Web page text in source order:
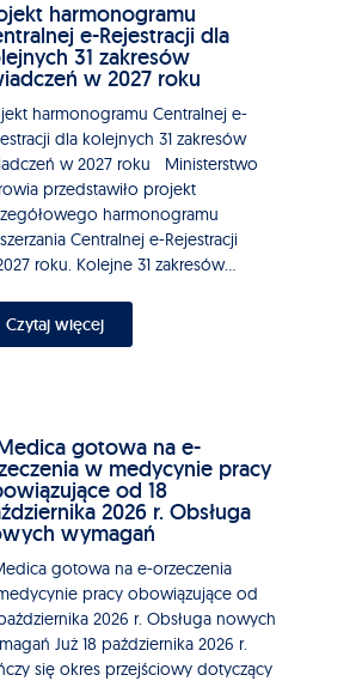
harmonogramu
e-Rejestracji dla
31 zakresów
w 2027 roku
harmonogramu Centralnej e-
dla kolejnych 31 zakresów
w 2027 roku Ministerstwo
przedstawiło projekt
harmonogramu
Centralnej e-Rejestracji
roku. Kolejne 31 zakresów...
Czytaj więcej
gotowa na e-
w medycynie pracy
od 18
2026 r. Obsługa
wymagań
gotowa na e-orzeczenia
pracy obowiązujące od
2026 r. Obsługa nowych
Już 18 października 2026 r.
się okres przejściowy dotyczący